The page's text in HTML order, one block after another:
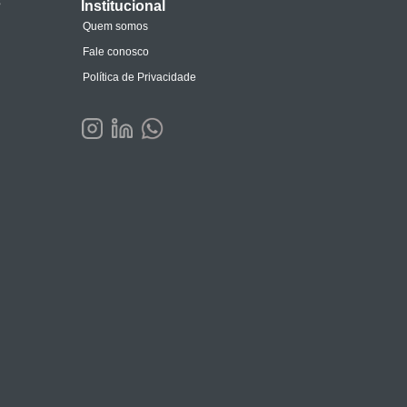
Institucional
Quem somos
Fale conosco
Política de Privacidade